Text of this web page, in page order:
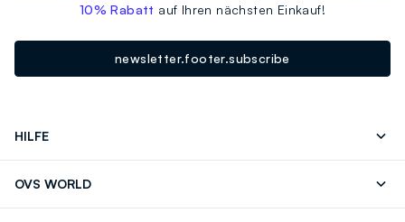
10% Rabatt auf Ihren nächsten Einkauf!
newsletter.footer.subscribe
HILFE
Bestellung/Rücksendung
OVS WORLD